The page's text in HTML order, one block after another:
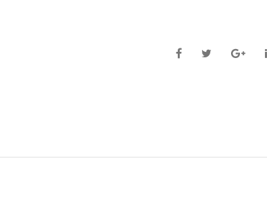
FacebookTwitter